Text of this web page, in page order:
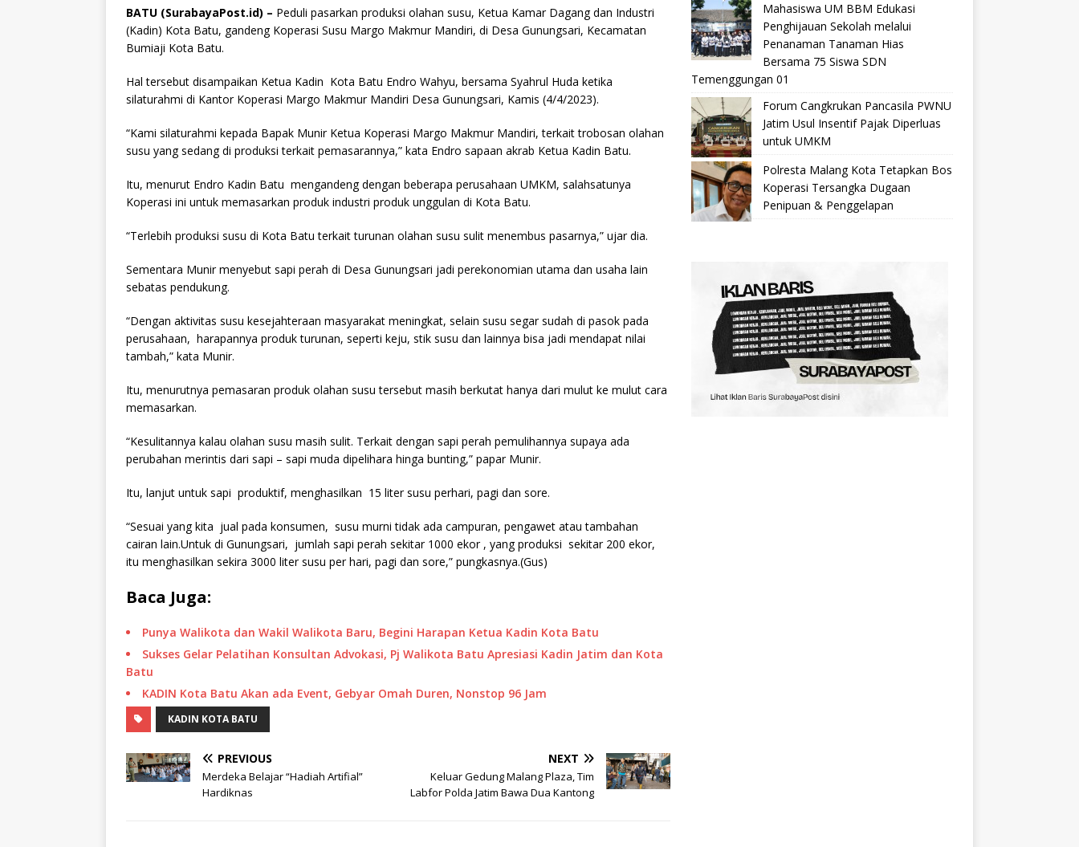
BATU (SurabayaPost.id) – Peduli pasarkan produksi olahan susu, Ketua Kamar Dagang dan Industri
(Kadin) Kota Batu, gandeng Koperasi Susu Margo Makmur Mandiri, di Desa Gunungsari, Kecamatan
Bumiaji Kota Batu.
Hal tersebut disampaikan Ketua Kadin Kota Batu Endro Wahyu, bersama Syahrul Huda ketika
silaturahmi di Kantor Koperasi Margo Makmur Mandiri Desa Gunungsari, Kamis (4/4/2023).
“Kami silaturahmi kepada Bapak Munir Ketua Koperasi Margo Makmur Mandiri, terkait trobosan olahan
susu yang sedang di produksi terkait pemasarannya,” kata Endro sapaan akrab Ketua Kadin Batu.
Itu, menurut Endro Kadin Batu mengandeng dengan beberapa perusahaan UMKM, salahsatunya
Koperasi ini untuk memasarkan produk industri produk unggulan di Kota Batu.
“Terlebih produksi susu di Kota Batu terkait turunan olahan susu sulit menembus pasarnya,” ujar dia.
Sementara Munir menyebut sapi perah di Desa Gunungsari jadi perekonomian utama dan usaha lain
sebatas pendukung.
“Dengan aktivitas susu kesejahteraan masyarakat meningkat, selain susu segar sudah di pasok pada
perusahaan, harapannya produk turunan, seperti keju, stik susu dan lainnya bisa jadi mendapat nilai
tambah,” kata Munir.
Itu, menurutnya pemasaran produk olahan susu tersebut masih berkutat hanya dari mulut ke mulut cara
memasarkan.
“Kesulitannya kalau olahan susu masih sulit. Terkait dengan sapi perah pemulihannya supaya ada
perubahan merintis dari sapi – sapi muda dipelihara hinga bunting,” papar Munir.
Itu, lanjut untuk sapi produktif, menghasilkan 15 liter susu perhari, pagi dan sore.
“Sesuai yang kita jual pada konsumen, susu murni tidak ada campuran, pengawet atau tambahan
cairan lain.Untuk di Gunungsari, jumlah sapi perah sekitar 1000 ekor , yang produksi sekitar 200 ekor,
itu menghasilkan sekira 3000 liter susu per hari, pagi dan sore,” pungkasnya.(Gus)
Baca Juga:
Punya Walikota dan Wakil Walikota Baru, Begini Harapan Ketua Kadin Kota Batu
Sukses Gelar Pelatihan Konsultan Advokasi, Pj Walikota Batu Apresiasi Kadin Jatim dan Kota
Batu
KADIN Kota Batu Akan ada Event, Gebyar Omah Duren, Nonstop 96 Jam
KADIN KOTA BATU
PREVIOUS
Merdeka Belajar “Hadiah Artifial”
Hardiknas
NEXT
Keluar Gedung Malang Plaza, Tim
Labfor Polda Jatim Bawa Dua Kantong
Mahasiswa UM BBM Edukasi
Penghijauan Sekolah melalui
Penanaman Tanaman Hias
Bersama 75 Siswa SDN
Temenggungan 01
Forum Cangkrukan Pancasila PWNU
Jatim Usul Insentif Pajak Diperluas
untuk UMKM
Polresta Malang Kota Tetapkan Bos
Koperasi Tersangka Dugaan
Penipuan & Penggelapan